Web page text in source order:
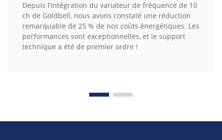
Depuis l’intégration du variateur de fréquence de 10
ch de Goldbell, nous avons constaté une réduction
remarquable de 25 % de nos coûts énergétiques. Les
performances sont exceptionnelles, et le support
technique a été de premier ordre !